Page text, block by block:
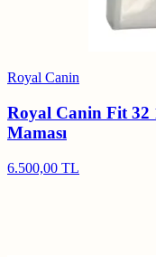
Royal Canin
Royal Canin Fit 32
Maması
6.500,00 TL